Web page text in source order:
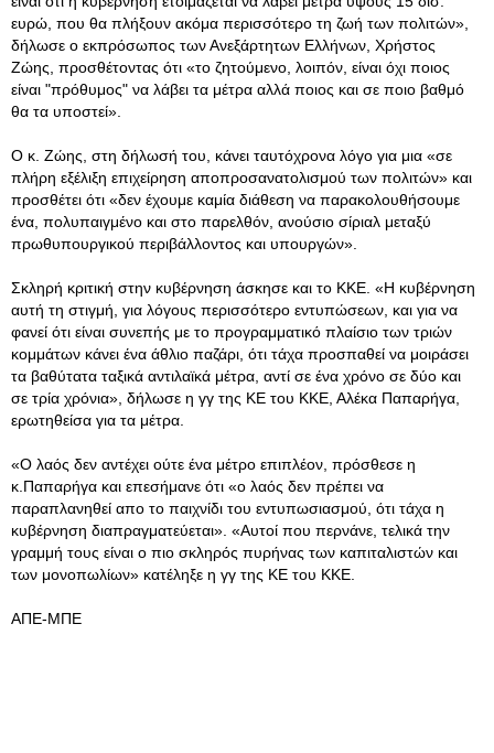
ευρώ, που θα πλήξουν ακόμα περισσότερο τη ζωή των πολιτών»,
δήλωσε ο εκπρόσωπος των Ανεξάρτητων Ελλήνων, Χρήστος
Ζώης, προσθέτοντας ότι «το ζητούμενο, λοιπόν, είναι όχι ποιος
είναι "πρόθυμος" να λάβει τα μέτρα αλλά ποιος και σε ποιο βαθμό
θα τα υποστεί».
Ο κ. Ζώης, στη δήλωσή του, κάνει ταυτόχρονα λόγο για μια «σε
πλήρη εξέλιξη επιχείρηση αποπροσανατολισμού των πολιτών» και
προσθέτει ότι «δεν έχουμε καμία διάθεση να παρακολουθήσουμε
ένα, πολυπαιγμένο και στο παρελθόν, ανούσιο σίριαλ μεταξύ
πρωθυπουργικού περιβάλλοντος και υπουργών».
Σκληρή κριτική στην κυβέρνηση άσκησε και το ΚΚΕ. «Η κυβέρνηση
αυτή τη στιγμή, για λόγους περισσότερο εντυπώσεων, και για να
φανεί ότι είναι συνεπής με το προγραμματικό πλαίσιο των τριών
κομμάτων κάνει ένα άθλιο παζάρι, ότι τάχα προσπαθεί να μοιράσει
τα βαθύτατα ταξικά αντιλαϊκά μέτρα, αντί σε ένα χρόνο σε δύο και
σε τρία χρόνια», δήλωσε η γγ της ΚΕ του ΚΚΕ, Αλέκα Παπαρήγα,
ερωτηθείσα για τα μέτρα.
«Ο λαός δεν αντέχει ούτε ένα μέτρο επιπλέον, πρόσθεσε η
κ.Παπαρήγα και επεσήμανε ότι «ο λαός δεν πρέπει να
παραπλανηθεί απο το παιχνίδι του εντυπωσιασμού, ότι τάχα η
κυβέρνηση διαπραγματεύεται». «Αυτοί που περνάνε, τελικά την
γραμμή τους είναι ο πιο σκληρός πυρήνας των καπιταλιστών και
των μονοπωλίων» κατέληξε η γγ της ΚΕ του ΚΚΕ.
ΑΠΕ-ΜΠΕ